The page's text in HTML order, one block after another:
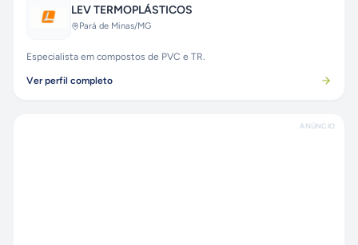
LEV TERMOPLÁSTICOS
Pará de Minas/MG
Especialista em compostos de PVC e TR.
Ver perfil completo
ANÚNCIO